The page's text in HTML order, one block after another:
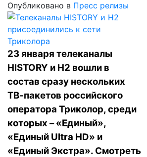
Опубликовано в Пресс релизы
23 января телеканалы
HISTORY и H2 вошли в
состав сразу нескольких
ТВ-пакетов российского
оператора Триколор, среди
которых – «Единый»,
«Единый Ultra HD» и
«Единый Экстра». Смотреть